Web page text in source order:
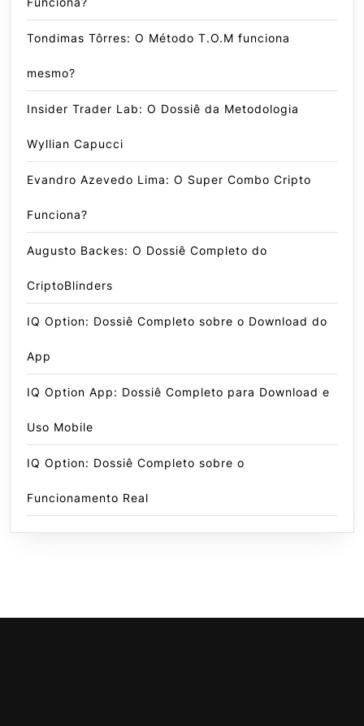
Tondimas Tôrres: O Método T.O.M funciona
mesmo?
Insider Trader Lab: O Dossiê da Metodologia
Wyllian Capucci
Evandro Azevedo Lima: O Super Combo Cripto
Funciona?
Augusto Backes: O Dossiê Completo do
CriptoBlinders
IQ Option: Dossiê Completo sobre o Download do
App
IQ Option App: Dossiê Completo para Download e
Uso Mobile
IQ Option: Dossiê Completo sobre o
Funcionamento Real